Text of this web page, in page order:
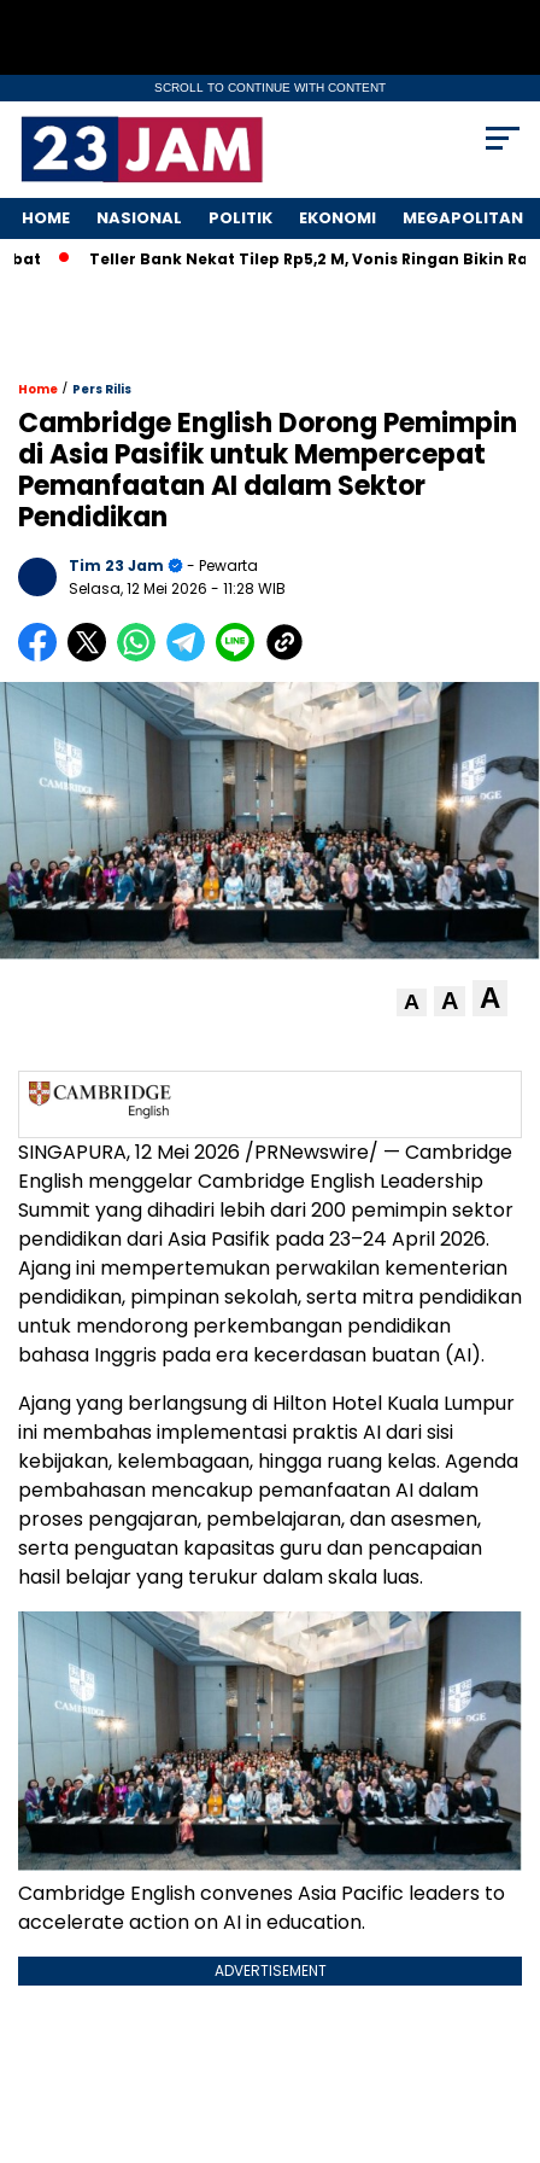
SCROLL TO CONTINUE WITH CONTENT
HOME NASIONAL POLITIK EKONOMI MEGAPOLITAN
Teller Bank Nekat Tilep Rp5,2 M, Vonis Ringan Bikin Rakyat
Home / Pers Rilis
Cambridge English Dorong Pemimpin
di Asia Pasifik untuk Mempercepat
Pemanfaatan AI dalam Sektor
Pendidikan
Tim 23 Jam
- Pewarta
Selasa, 12 Mei 2026 - 11:28 WIB
A A A
SINGAPURA, 12 Mei 2026 /PRNewswire/ — Cambridge
English menggelar Cambridge English Leadership
Summit yang dihadiri lebih dari 200 pemimpin sektor
pendidikan dari Asia Pasifik pada 23–24 April 2026.
Ajang ini mempertemukan perwakilan kementerian
pendidikan, pimpinan sekolah, serta mitra pendidikan
untuk mendorong perkembangan pendidikan
bahasa Inggris pada era kecerdasan buatan (AI).
Ajang yang berlangsung di Hilton Hotel Kuala Lumpur
ini membahas implementasi praktis AI dari sisi
kebijakan, kelembagaan, hingga ruang kelas. Agenda
pembahasan mencakup pemanfaatan AI dalam
proses pengajaran, pembelajaran, dan asesmen,
serta penguatan kapasitas guru dan pencapaian
hasil belajar yang terukur dalam skala luas.
Cambridge English convenes Asia Pacific leaders to
accelerate action on AI in education.
ADVERTISEMENT